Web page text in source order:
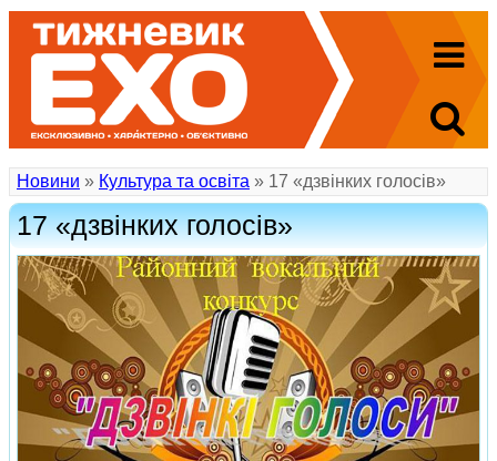
Новини » Культура та освіта » 17 «дзвінких голосів»
17 «дзвінких голосів»